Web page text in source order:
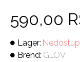
Lager:
Brend: GLOV
590,00